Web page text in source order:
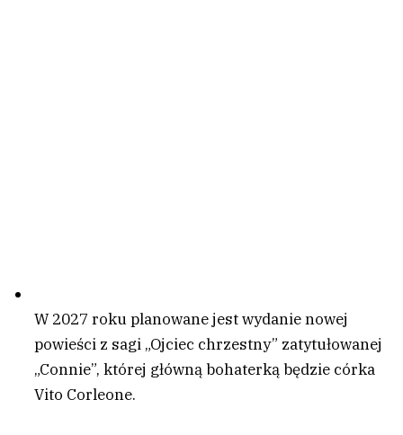
W 2027 roku planowane jest wydanie nowej
powieści z sagi „Ojciec chrzestny” zatytułowanej
„Connie”, której główną bohaterką będzie córka
Vito Corleone.